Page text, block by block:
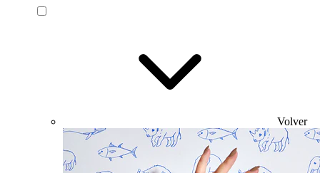
Volver